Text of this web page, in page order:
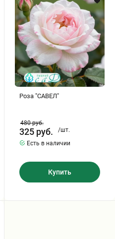
Роза "САВЕЛ"
480руб.
325 руб.
/шт.
Есть в наличии
Купить